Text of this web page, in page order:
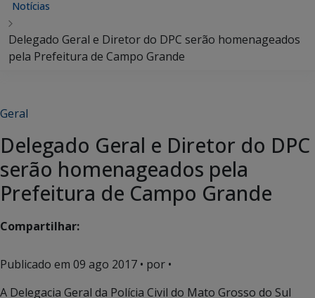
Notícias
Delegado Geral e Diretor do DPC serão homenageados
pela Prefeitura de Campo Grande
Geral
Delegado Geral e Diretor do DPC
serão homenageados pela
Prefeitura de Campo Grande
Compartilhar:
Publicado em 09 ago 2017 • por •
A Delegacia Geral da Polícia Civil do Mato Grosso do Sul